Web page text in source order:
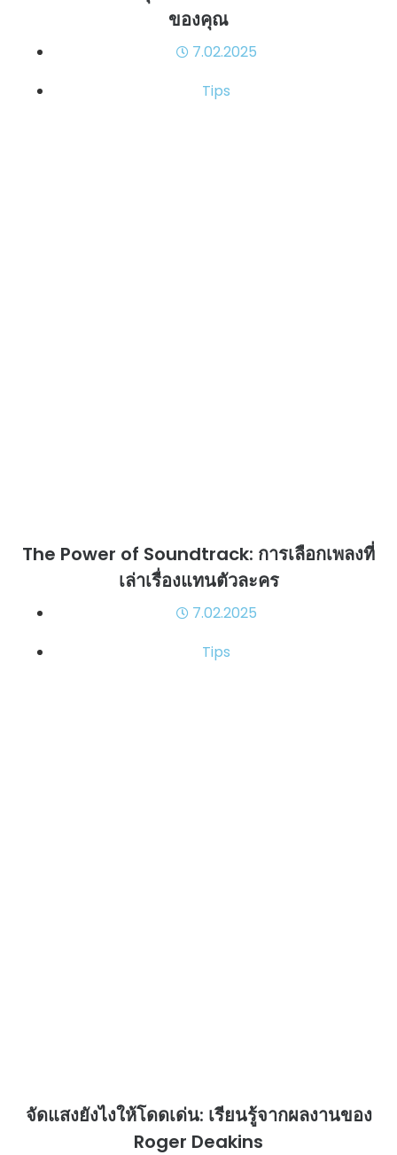
ของคุณ
7.02.2025
Tips
The Power of Soundtrack: การเลือกเพลงที่
เล่าเรื่องแทนตัวละคร
7.02.2025
Tips
จัดแสงยังไงให้โดดเด่น: เรียนรู้จากผลงานของ
Roger Deakins